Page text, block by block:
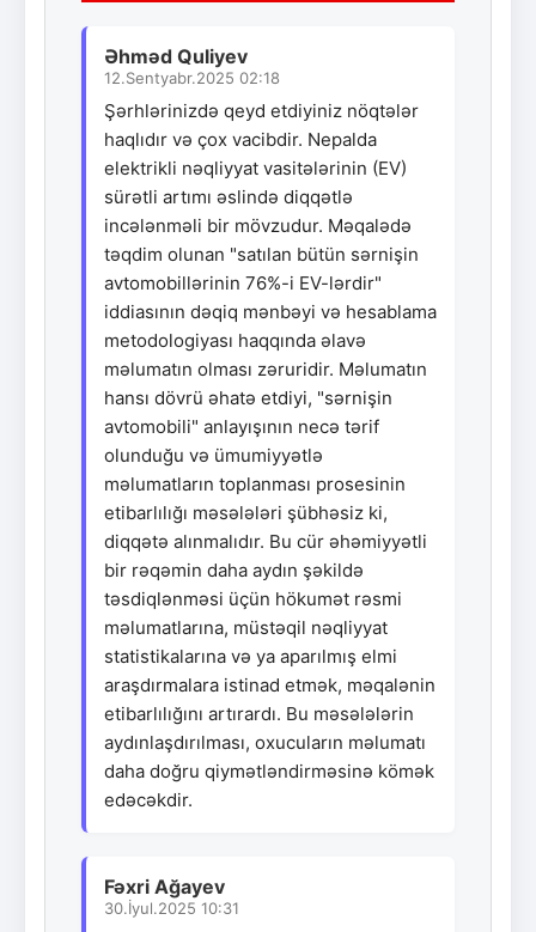
Əhməd Quliyev
12.Sentyabr.2025 02:18
Şərhlərinizdə qeyd etdiyiniz nöqtələr
haqlıdır və çox vacibdir. Nepalda
elektrikli nəqliyyat vasitələrinin (EV)
sürətli artımı əslində diqqətlə
incələnməli bir mövzudur. Məqalədə
təqdim olunan "satılan bütün sərnişin
avtomobillərinin 76%-i EV-lərdir"
iddiasının dəqiq mənbəyi və hesablama
metodologiyası haqqında əlavə
məlumatın olması zəruridir. Məlumatın
hansı dövrü əhatə etdiyi, "sərnişin
avtomobili" anlayışının necə tərif
olunduğu və ümumiyyətlə
məlumatların toplanması prosesinin
etibarlılığı məsələləri şübhəsiz ki,
diqqətə alınmalıdır. Bu cür əhəmiyyətli
bir rəqəmin daha aydın şəkildə
təsdiqlənməsi üçün hökumət rəsmi
məlumatlarına, müstəqil nəqliyyat
statistikalarına və ya aparılmış elmi
araşdırmalara istinad etmək, məqalənin
etibarlılığını artırardı. Bu məsələlərin
aydınlaşdırılması, oxucuların məlumatı
daha doğru qiymətləndirməsinə kömək
edəcəkdir.
Fəxri Ağayev
30.İyul.2025 10:31